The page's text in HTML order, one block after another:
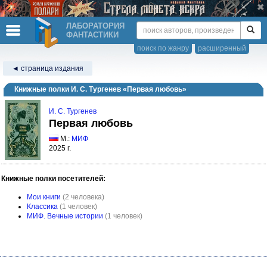
ЛАБОРАТОРИЯ
ФАНТАСТИКИ
расширенный
поиск по жанру
◄ страница издания
Книжные полки И. С. Тургенев «Первая любовь»
И. С. Тургенев
Первая любовь
М.: МИФ
2025 г.
Книжные полки посетителей:
Мои книги (2 человека)
Классика (1 человек)
МИФ. Вечные истории (1 человек)